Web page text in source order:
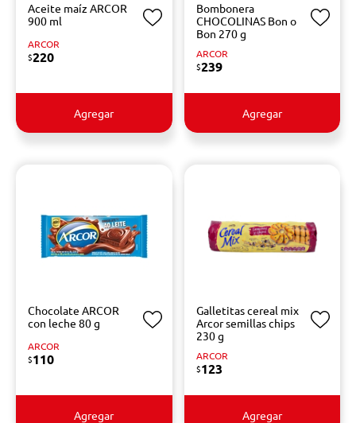
Aceite maíz ARCOR
900 ml
ARCOR
$220
Agregar
Bombonera
CHOCOLINAS Bon o
Bon 270 g
ARCOR
$239
Agregar
Chocolate ARCOR
con leche 80 g
ARCOR
$110
Agregar
Galletitas cereal mix
Arcor semillas chips
230 g
ARCOR
$123
Agregar